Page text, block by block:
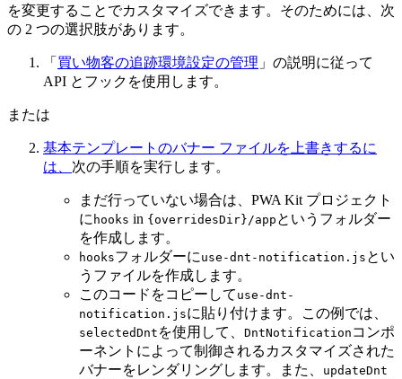
を変更することでカスタマイズできます。そのためには、次
の 2 つの選択肢があります。
「 買い物客の追跡環境設定の管理 」の説明に従って
API とフックを使用します。
または
基本テンプレートのバナー ファイルを上書きするに
は、 次の手順を実行します。
まだ行っていない場合は、PWA Kit プロジェクト
に hooks in {overridesDir}/app というフォルダー
を作成します。
hooksフォルダーに use-dnt-notification.js とい
うファイルを作成します。
このコードをコピーして use-dnt-
notification.jsに貼り付けます。この例では、
selectedDnt を使用して、 DntNotification コンポ
ーネントによって制御されるカスタマイズされた
バナーをレンダリングします。また、
updateDnt